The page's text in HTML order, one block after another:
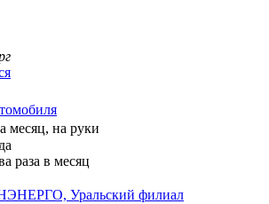
месяц, на руки
раза в месяц
Уральский филиал